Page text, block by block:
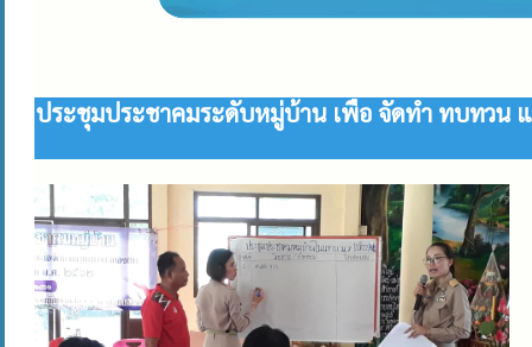
ประชุมประชาคมระดับหมู่บ้าน เพื่อ จัดทำ ทบทวน